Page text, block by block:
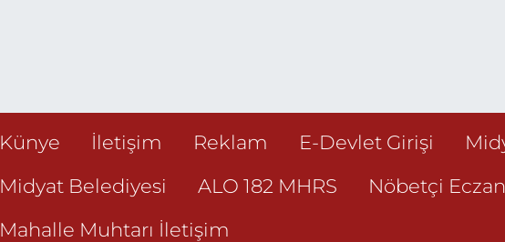
Künye İletişim Reklam E-Devlet Girişi
Midyat Belediyesi
ALO 182 MHRS Nöbetçi
Mahalle Muhtarı İletişim